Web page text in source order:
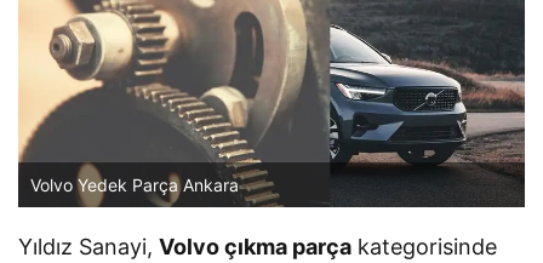
Volvo Yedek Parça Ankara
Yıldız Sanayi,Volvo çıkma parça kategorisinde